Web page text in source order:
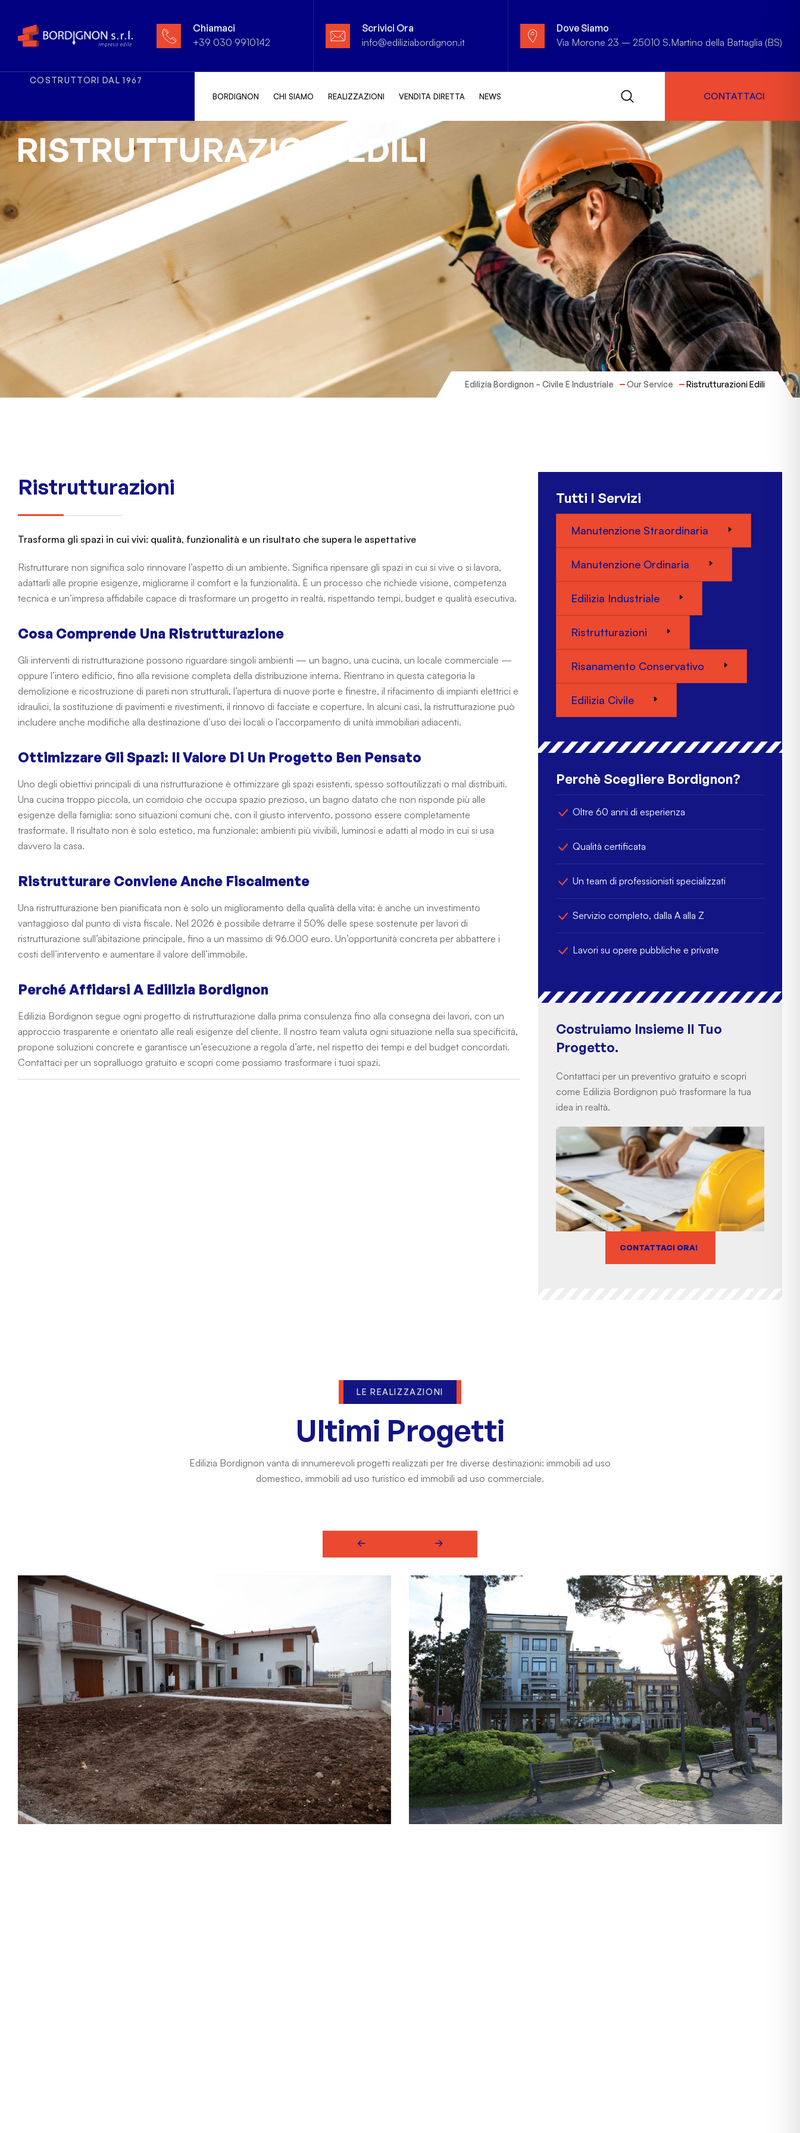
Chiamaci
+39 030 9910142
Scrivici Ora
info@ediliziabordignon.it
Dove Siamo
Via Morone 23 – 25010 S.Martino della Battaglia (BS)
COSTRUTTORI DAL 1967
BORDIGNON CHI SIAMO REALIZZAZIONI VENDITA DIRETTA NEWS CONTATTACI
RISTRUTTURAZION EDILI
Edilizia Bordignon – Civile E Industriale Our Service Ristrutturazioni Edili
Ristrutturazioni
Trasforma gli spazi in cui vivi: qualità, funzionalità e un risultato che supera le aspettative
Ristrutturare non significa solo rinnovare l’aspetto di un ambiente. Significa ripensare gli spazi in cui si vive o si lavora,
adattarli alle proprie esigenze, migliorarne il comfort e la funzionalità. È un processo che richiede visione, competenza
tecnica e un’impresa affidabile capace di trasformare un progetto in realtà, rispettando tempi, budget e qualità esecutiva.
Cosa Comprende Una Ristrutturazione
Gli interventi di ristrutturazione possono riguardare singoli ambienti — un bagno, una cucina, un locale commerciale —
oppure l’intero edificio, fino alla revisione completa della distribuzione interna. Rientrano in questa categoria la
demolizione e ricostruzione di pareti non strutturali, l’apertura di nuove porte e finestre, il rifacimento di impianti elettrici e
idraulici, la sostituzione di pavimenti e rivestimenti, il rinnovo di facciate e coperture. In alcuni casi, la ristrutturazione può
includere anche modifiche alla destinazione d’uso dei locali o l’accorpamento di unità immobiliari adiacenti.
Ottimizzare Gli Spazi: Il Valore Di Un Progetto Ben Pensato
Uno degli obiettivi principali di una ristrutturazione è ottimizzare gli spazi esistenti, spesso sottoutilizzati o mal distribuiti.
Una cucina troppo piccola, un corridoio che occupa spazio prezioso, un bagno datato che non risponde più alle
esigenze della famiglia: sono situazioni comuni che, con il giusto intervento, possono essere completamente
trasformate. Il risultato non è solo estetico, ma funzionale: ambienti più vivibili, luminosi e adatti al modo in cui si usa
davvero la casa.
Ristrutturare Conviene Anche Fiscalmente
Una ristrutturazione ben pianificata non è solo un miglioramento della qualità della vita: è anche un investimento
vantaggioso dal punto di vista fiscale. Nel 2026 è possibile detrarre il 50% delle spese sostenute per lavori di
ristrutturazione sull’abitazione principale, fino a un massimo di 96.000 euro. Un’opportunità concreta per abbattere i
costi dell’intervento e aumentare il valore dell’immobile.
Perché Affidarsi A Edilizia Bordignon
Edilizia Bordignon segue ogni progetto di ristrutturazione dalla prima consulenza fino alla consegna dei lavori, con un
approccio trasparente e orientato alle reali esigenze del cliente. Il nostro team valuta ogni situazione nella sua specificità,
propone soluzioni concrete e garantisce un’esecuzione a regola d’arte, nel rispetto dei tempi e del budget concordati.
Contattaci per un sopralluogo gratuito e scopri come possiamo trasformare i tuoi spazi.
Tutti I Servizi
Manutenzione Straordinaria
Manutenzione Ordinaria
Edilizia Industriale
Ristrutturazioni
Risanamento Conservativo
Edilizia Civile
Perchè Scegliere Bordignon?
Oltre 60 anni di esperienza
Qualità certificata
Un team di professionisti specializzati
Servizio completo, dalla A alla Z
Lavori su opere pubbliche e private
Costruiamo Insieme Il Tuo
Progetto.
Contattaci per un preventivo gratuito e scopri
come Edilizia Bordignon può trasformare la tua
idea in realtà.
CONTATTACI ORA!
LE REALIZZAZIONI
Ultimi Progetti
Edilizia Bordignon vanta di innumerevoli progetti realizzati per tre diverse destinazioni: immobili ad uso
domestico, immobili ad uso turistico ed immobili ad uso commerciale.